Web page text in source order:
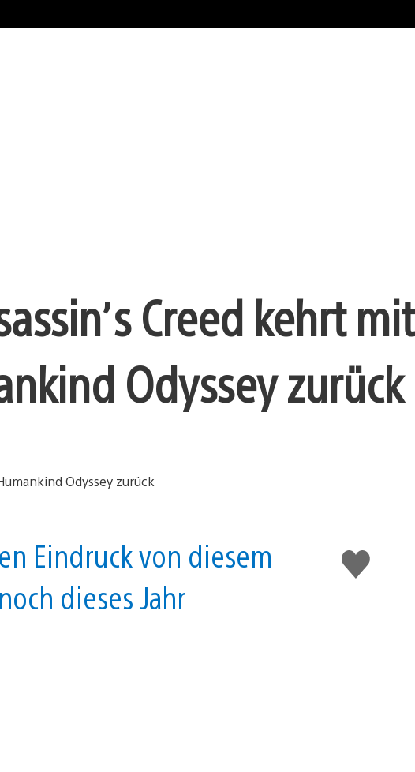
Creed kehrt mit
Odyssey zurück
Gefällt
mir
Eindruck von diesem
dieses Jahr